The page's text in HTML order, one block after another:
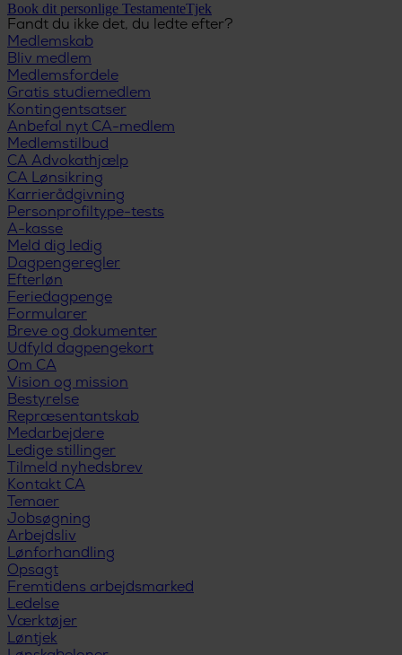
Book dit personlige TestamenteTjek
Fandt du ikke det, du ledte efter?
Medlemskab
Bliv medlem
Medlemsfordele
Gratis studiemedlem
Kontingentsatser
Anbefal nyt CA-medlem
Medlemstilbud
CA Advokathjælp
CA Lønsikring
Karrierådgivning
Personprofiltype-tests
A-kasse
Meld dig ledig
Dagpengeregler
Efterløn
Feriedagpenge
Formularer
Breve og dokumenter
Udfyld dagpengekort
Om CA
Vision og mission
Bestyrelse
Repræsentantskab
Medarbejdere
Ledige stillinger
Tilmeld nyhedsbrev
Kontakt CA
Temaer
Jobsøgning
Arbejdsliv
Lønforhandling
Opsagt
Fremtidens arbejdsmarked
Ledelse
Værktøjer
Løntjek